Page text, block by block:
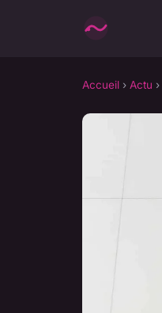
Accueil › Actu ›